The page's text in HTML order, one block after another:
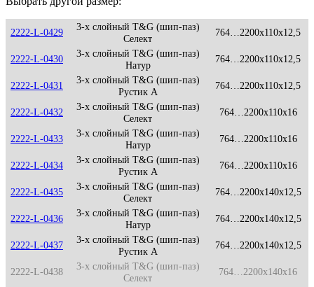
2222-L-0429
3-х слойный T&G (шип-паз)
Селект
764…2200x110x12,5
2222-L-0430
3-х слойный T&G (шип-паз)
Натур
764…2200x110x12,5
2222-L-0431
3-х слойный T&G (шип-паз)
Рустик А
764…2200x110x12,5
2222-L-0432
3-х слойный T&G (шип-паз)
Селект
764…2200x110x16
2222-L-0433
3-х слойный T&G (шип-паз)
Натур
764…2200x110x16
2222-L-0434
3-х слойный T&G (шип-паз)
Рустик А
764…2200x110x16
2222-L-0435
3-х слойный T&G (шип-паз)
Селект
764…2200x140x12,5
2222-L-0436
3-х слойный T&G (шип-паз)
Натур
764…2200x140x12,5
2222-L-0437
3-х слойный T&G (шип-паз)
Рустик А
764…2200x140x12,5
2222-L-0438
3-х слойный T&G (шип-паз)
Селект
764…2200x140x16